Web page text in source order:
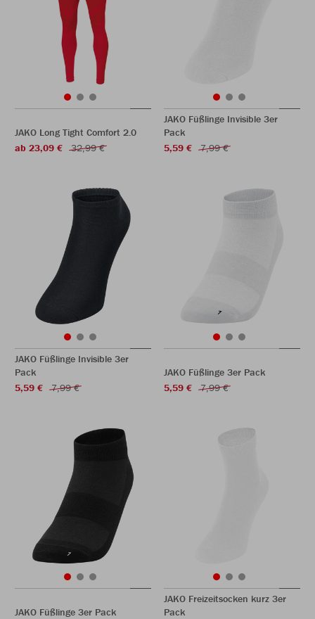
JAKO Long Tight Comfort 2.0
ab 23,09 €
32,99 €
JAKO Füßlinge Invisible 3er
Pack
5,59 €
7,99 €
JAKO Füßlinge Invisible 3er
Pack
5,59 €
7,99 €
JAKO Füßlinge 3er Pack
5,59 €
7,99 €
JAKO Füßlinge 3er Pack
JAKO Freizeitsocken kurz 3er
Pack